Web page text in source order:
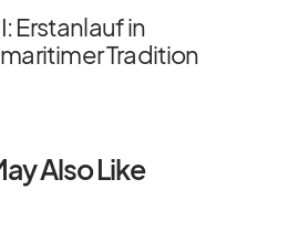
Erstanlauf in
Tradition
Also Like